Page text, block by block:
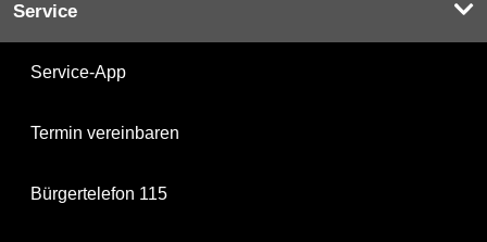
Service
Service-App
Termin vereinbaren
Bürgertelefon 115